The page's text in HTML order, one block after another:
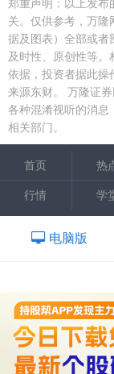
关。仅供参考，万
据及图表）全部或者
及时性、原创性等
依据，投资者据此操
来源东财。
万隆证
各种混淆视听的消
相关部门。
首页 热
行情
学
电脑版
内容提供